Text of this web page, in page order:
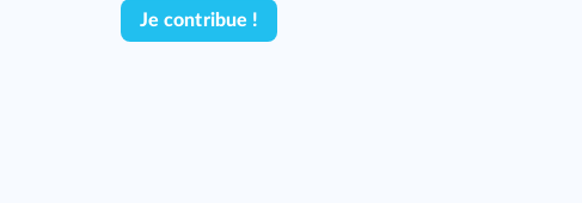
Je contribue !